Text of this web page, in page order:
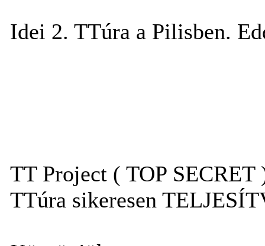
Idei 2. TTúra a Pilisben.
TT Project ( TOP
TTúra sikeresen